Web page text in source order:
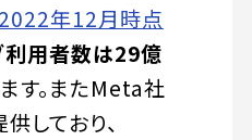
2022年12月時点
利用者数は29億
す。またMeta社
しており、